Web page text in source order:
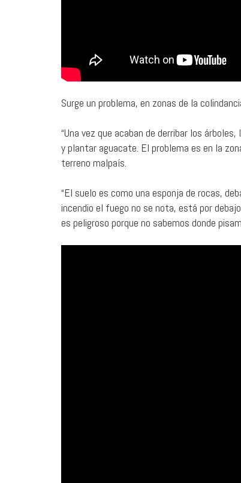
Surge un problema, en zonas de la
“Una vez que acaban de derribar los
y plantar aguacate. El problema es en la
terreno malpaís.
“El suelo es como una esponja de rocas,
incendio el fuego no se nota, está por
es peligroso porque no sabemos donde